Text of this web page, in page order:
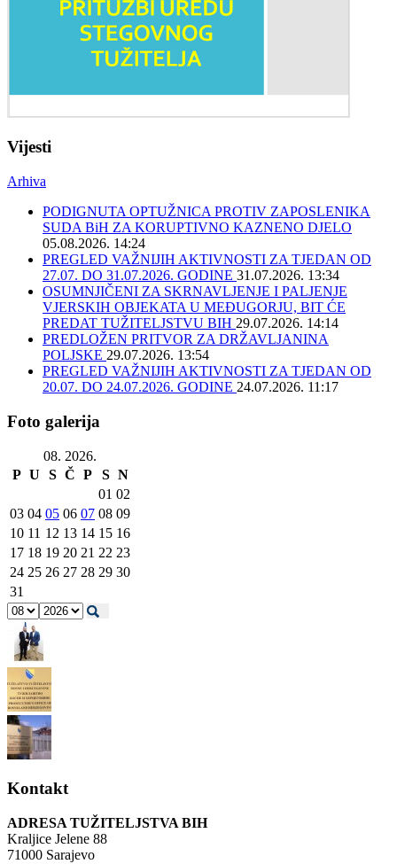
Vijesti
Arhiva
PODIGNUTA OPTUŽNICA PROTIV ZAPOSLENIKA
SUDA BiH ZA KORUPTIVNO KAZNENO DJELO
05.08.2026. 14:24
PREGLED VAŽNIJIH AKTIVNOSTI ZA TJEDAN OD
27.07. DO 31.07.2026. GODINE 31.07.2026. 13:34
OSUMNJIČENI ZA SKRNAVLJENJE I PALJENJE
VJERSKIH OBJEKATA U MEĐUGORJU, BIT ĆE
PREDAT TUŽITELJSTVU BIH 29.07.2026. 14:14
PREDLOŽEN PRITVOR ZA DRŽAVLJANINA
POLJSKE 29.07.2026. 13:54
PREGLED VAŽNIJIH AKTIVNOSTI ZA TJEDAN OD
20.07. DO 24.07.2026. GODINE 24.07.2026. 11:17
Foto galerija
08. 2026.
P U S Č P S N
01 02
03 04 05 06 07 08 09
10 11 12 13 14 15 16
17 18 19 20 21 22 23
24 25 26 27 28 29 30
31
Kontakt
ADRESA TUŽITELJSTVA BIH
Kraljice Jelene 88
71000 Sarajevo